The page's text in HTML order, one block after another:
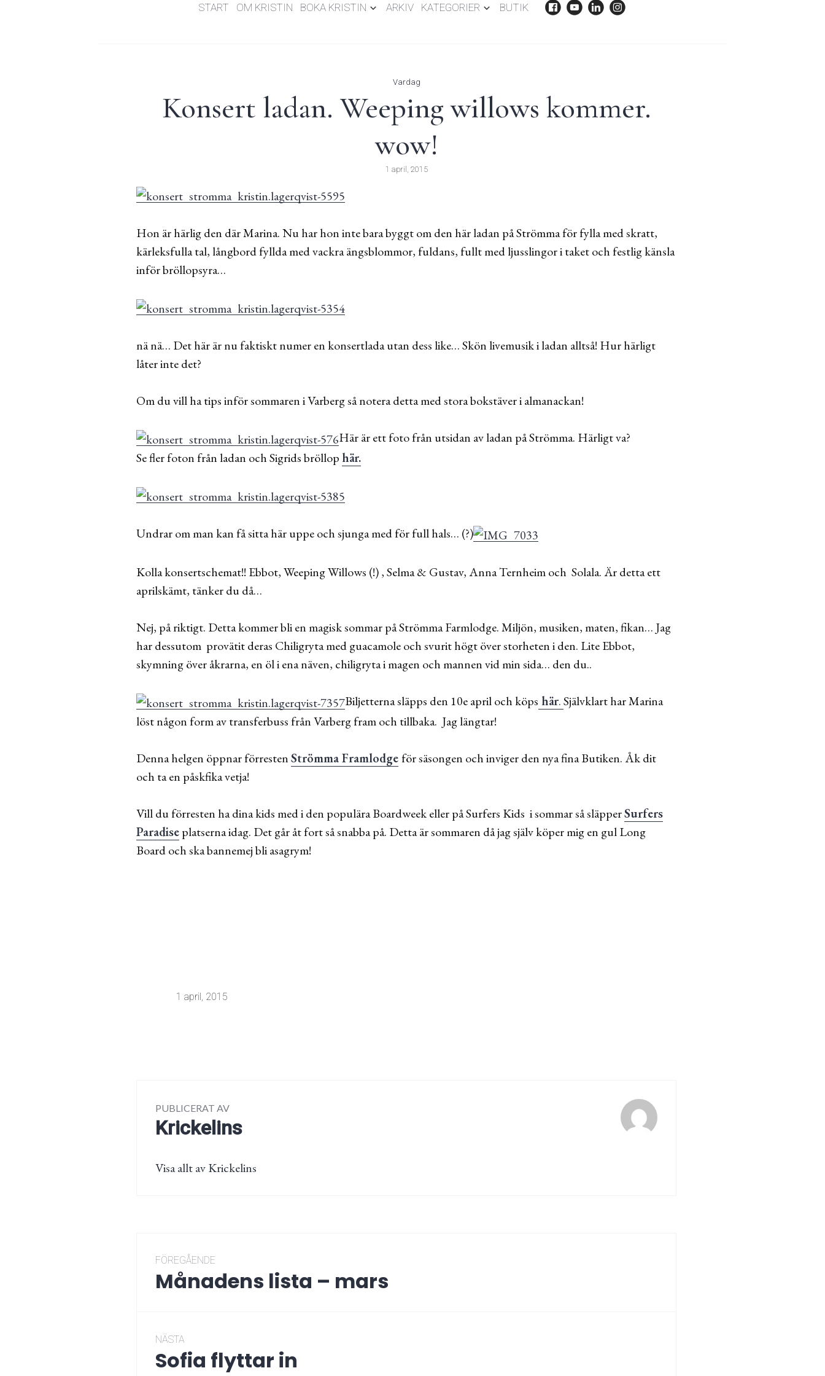
START OM KRISTIN BOKA KRISTIN ARKIV KATEGORIER BUTIK
Vardag
Konsert ladan. Weeping willows kommer.
wow!
1 april, 2015
Hon är härlig den där Marina. Nu har hon inte bara byggt om den här ladan på Strömma för fylla med skratt,
kärleksfulla tal, långbord fyllda med vackra ängsblommor, fuldans, fullt med ljusslingor i taket och festlig känsla
inför bröllopsyra…
nä nä… Det här är nu faktiskt numer en konsertlada utan dess like… Skön livemusik i ladan alltså! Hur härligt
låter inte det?
Om du vill ha tips inför sommaren i Varberg så notera detta med stora bokstäver i almanackan!
Här är ett foto från utsidan av ladan på Strömma. Härligt va?
Se fler foton från ladan och Sigrids bröllop här.
Undrar om man kan få sitta här uppe och sjunga med för full hals… (?)
Kolla konsertschemat!! Ebbot, Weeping Willows (!) , Selma & Gustav, Anna Ternheim och Solala. Är detta ett
aprilskämt, tänker du då…
Nej, på riktigt. Detta kommer bli en magisk sommar på Strömma Farmlodge. Miljön, musiken, maten, fikan… Jag
har dessutom provätit deras Chiligryta med guacamole och svurit högt över storheten i den. Lite Ebbot,
skymning över åkrarna, en öl i ena näven, chiligryta i magen och mannen vid min sida… den du..
Biljetterna släpps den 10e april och köps här.Självklart har Marina
löst någon form av transferbuss från Varberg fram och tillbaka. Jag längtar!
Denna helgen öppnar förrestenStrömma Framlodgeför säsongen och inviger den nya fina Butiken. Åk dit
och ta en påskfika vetja!
Vill du förresten ha dina kids med i den populära Boardweek eller på Surfers Kids i sommar så släpperSurfers
Paradiseplatserna idag. Det går åt fort så snabba på. Detta är sommaren då jag själv köper mig en gul Long
Board och ska bannemej bli asagrym!
1 april, 2015
PUBLICERAT AV
Krickelins
Visa allt av Krickelins
Inläggsnavigering
FÖREGÅENDE
Föregående
Månadens lista – mars
NÄSTA
Nästa
Sofia flyttar in